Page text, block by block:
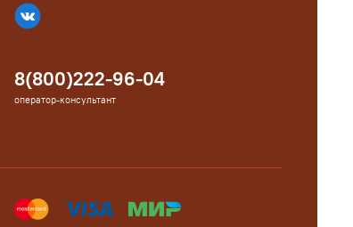
8(800)222-96-04
оператор-консультант